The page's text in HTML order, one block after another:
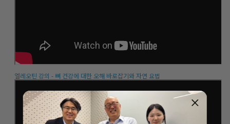
엘레오틴 강의 - 뼈 건강에 대한 오해 바로잡기와 자연 요법